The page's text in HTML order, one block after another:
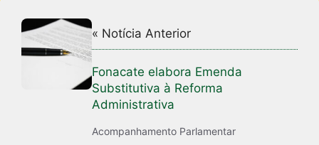
« Notícia Anterior
Fonacate elabora Emenda
Substitutiva à Reforma
Administrativa
Acompanhamento Parlamentar